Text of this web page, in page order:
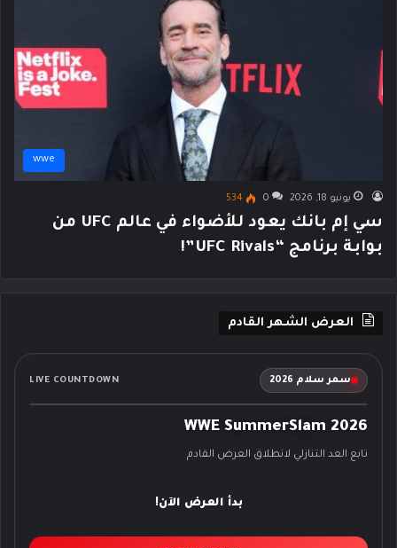
wwe
يونيو 18, 2026 0
534
سي إم بانك يعود للأضواء في عالم UFC من
بوابة برنامج “UFC Rivals”!
العرض الشهر القادم
سمر سلام 2026 LIVE COUNTDOWN
WWE SummerSlam 2026
تابع العد التنازلي لانطلاق العرض القادم
بدأ العرض الآن!